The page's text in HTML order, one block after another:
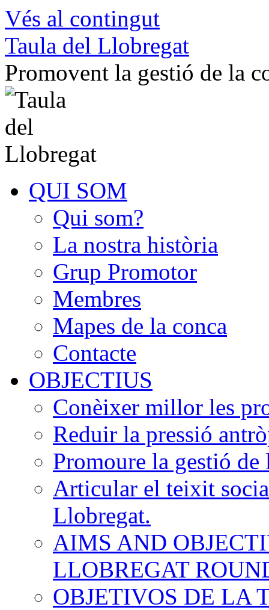
Vés al contingut
Taula del Llobregat
Promovent la gestió de la
QUI SOM
Qui som?
La nostra història
Grup Promotor
Membres
Mapes de la conca
Contacte
OBJECTIUS
Conèixer millor les
Reduir la pressió
Promoure la gestió
Articular el teixit
Llobregat.
AIMS AND
LLOBREGAT
OBJETIVOS DE LA